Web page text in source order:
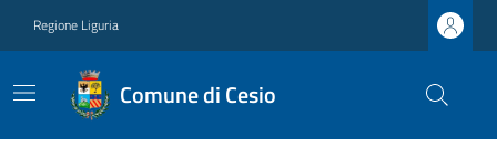
Regione Liguria
Comune di Cesio